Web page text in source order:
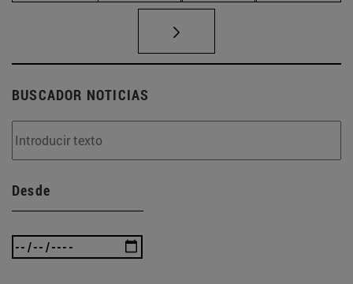
BUSCADOR NOTICIAS
Desde